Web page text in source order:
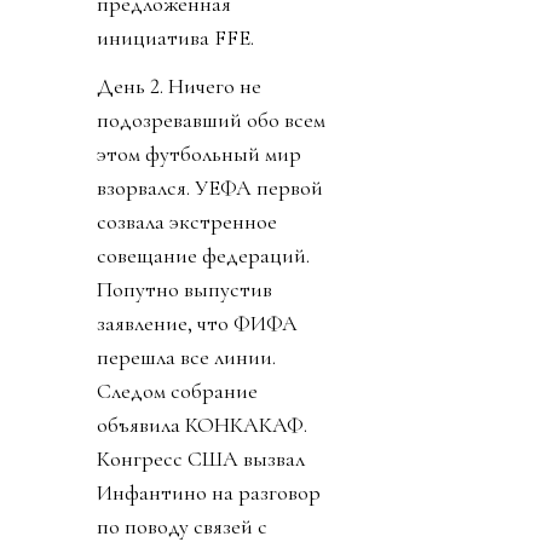
миллионов с родины и
Ордынцы 90х
прекрасно помнят
термин
«прихватизация».
Именно ей, на мой
взгляд, и стала
предложенная
инициатива FFE.
День 2. Ничего не
подозревавший обо всем
этом футбольный мир
взорвался. УЕФА первой
созвала экстренное